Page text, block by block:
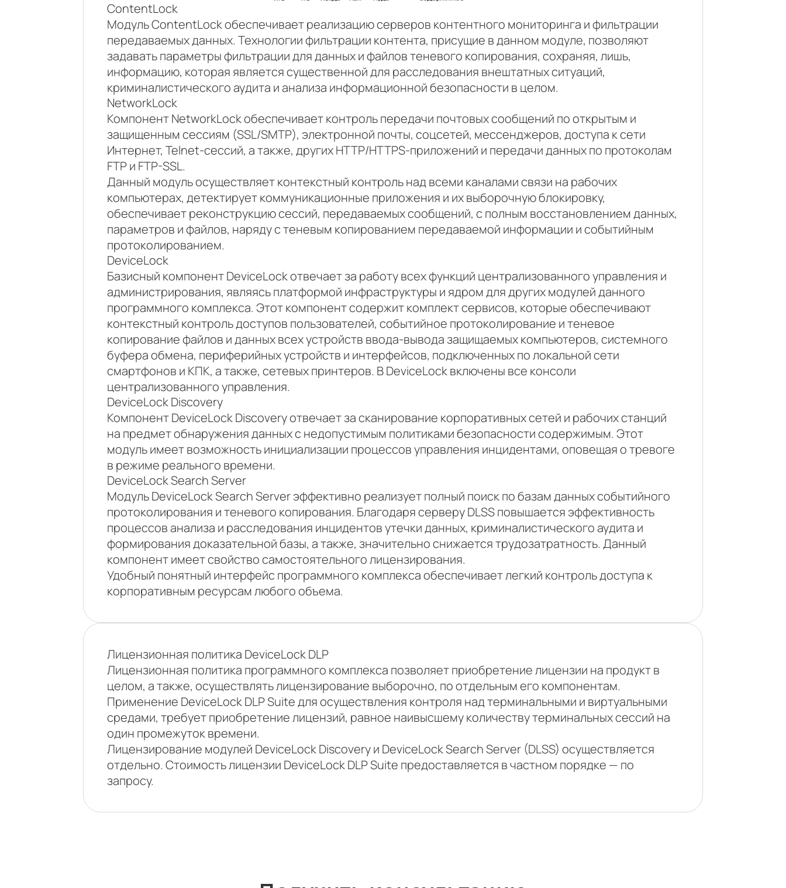
ContentLock
Модуль ContentLock обеспечивает реализацию серверов контентного мониторинга и фильтрации
передаваемых данных. Технологии фильтрации контента, присущие в данном модуле, позволяют
задавать параметры фильтрации для данных и файлов теневого копирования, сохраняя, лишь,
информацию, которая является существенной для расследования внештатных ситуаций,
криминалистического аудита и анализа информационной безопасности в целом.
NetworkLock
Компонент NetworkLock обеспечивает контроль передачи почтовых сообщений по открытым и
защищенным сессиям (SSL/SMTP), электронной почты, соцсетей, мессенджеров, доступа к сети
Интернет, Telnet-сессий, а также, других HTTP/HTTPS-приложений и передачи данных по протоколам
FTP и FTP-SSL.
Данный модуль осуществляет контекстный контроль над всеми каналами связи на рабочих
компьютерах, детектирует коммуникационные приложения и их выборочную блокировку,
обеспечивает реконструкцию сессий, передаваемых сообщений, с полным восстановлением данных,
параметров и файлов, наряду с теневым копированием передаваемой информации и событийным
протоколированием.
DeviceLock
Базисный компонент DeviceLock отвечает за работу всех функций централизованного управления и
администрирования, являясь платформой инфраструктуры и ядром для других модулей данного
программного комплекса. Этот компонент содержит комплект сервисов, которые обеспечивают
контекстный контроль доступов пользователей, событийное протоколирование и теневое
копирование файлов и данных всех устройств ввода-вывода защищаемых компьютеров, системного
буфера обмена, периферийных устройств и интерфейсов, подключенных по локальной сети
смартфонов и КПК, а также, сетевых принтеров. В DeviceLock включены все консоли
централизованного управления.
DeviceLock Discovery
Компонент DeviceLock Discovery отвечает за сканирование корпоративных сетей и рабочих станций
на предмет обнаружения данных с недопустимым политиками безопасности содержимым. Этот
модуль имеет возможность инициализации процессов управления инцидентами, оповещая о тревоге
в режиме реального времени.
DeviceLock Search Server
Модуль DeviceLock Search Server эффективно реализует полный поиск по базам данных событийного
протоколирования и теневого копирования. Благодаря серверу DLSS повышается эффективность
процессов анализа и расследования инцидентов утечки данных, криминалистического аудита и
формирования доказательной базы, а также, значительно снижается трудозатратность. Данный
компонент имеет свойство самостоятельного лицензирования.
Удобный понятный интерфейс программного комплекса обеспечивает легкий контроль доступа к
корпоративным ресурсам любого объема.
Лицензионная политика DeviceLock DLP
Лицензионная политика программного комплекса позволяет приобретение лицензии на продукт в
целом, а также, осуществлять лицензирование выборочно, по отдельным его компонентам.
Применение DeviceLock DLP Suite для осуществления контроля над терминальными и виртуальными
средами, требует приобретение лицензий, равное наивысшему количеству терминальных сессий на
один промежуток времени.
Лицензирование модулей DeviceLock Discovery и DeviceLock Search Server (DLSS) осуществляется
отдельно. Стоимость лицензии DeviceLock DLP Suite предоставляется в частном порядке — по
запросу.